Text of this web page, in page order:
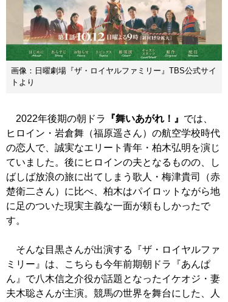
画像：日曜劇場『ザ・ロイヤルファミリー』TBS公式サイ
トより
2022年後期の朝ドラ 『舞いあがれ！』 では、
ヒロイン・岩倉舞（福原遥さん）の航空学校時代
の恋人で、誠実なエリート青年・柏木弘明を演じ
ていました。後にヒロインの夫となるものの、し
ばしば放浪の旅に出てしまう歌人・梅津貴司（赤
楚衛二さん）に比べ、柏木はパイロットながら地
に足のついた現実主義な一面が頼もしかったで
す。
そんな目黒さんが出演する『ザ・ロイヤルファ
ミリー』は、こちらも今年前期朝ドラ『あんぱ
ん』で八木信之介役が話題となったイケオジ・妻
夫木聡さんが主演。競馬の世界を舞台にした、人